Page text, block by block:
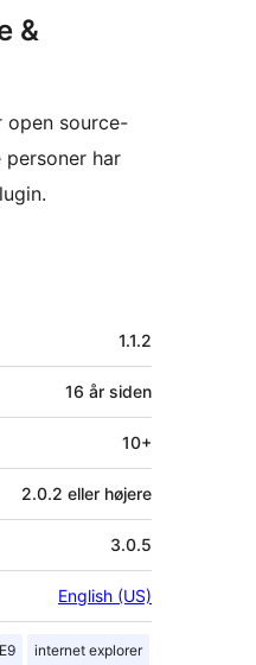
&
open source-
personer har
1.1.2
16 år siden
10+
2.0.2 eller højere
3.0.5
English (US)
internet explorer